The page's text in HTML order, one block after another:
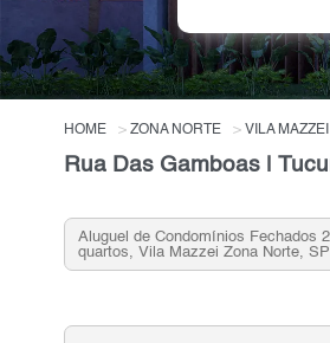
HOME ZONA NORTE VILA MAZZEI
Rua Das Gamboas |
Aluguel de Condomínios Fechados 2
quartos, Vila Mazzei Zona Norte, SP